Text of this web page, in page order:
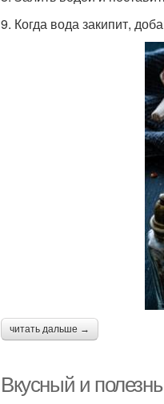
9. Когда вода закипит,
читать дальше →
Вкусный и